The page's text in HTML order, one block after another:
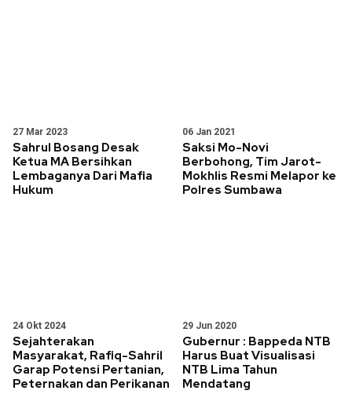
27 Mar 2023
Sahrul Bosang Desak
Ketua MA Bersihkan
Lembaganya Dari Mafia
Hukum
06 Jan 2021
Saksi Mo-Novi
Berbohong, Tim Jarot-
Mokhlis Resmi Melapor ke
Polres Sumbawa
24 Okt 2024
Sejahterakan
Masyarakat, Rafiq-Sahril
Garap Potensi Pertanian,
Peternakan dan Perikanan
29 Jun 2020
Gubernur : Bappeda NTB
Harus Buat Visualisasi
NTB Lima Tahun
Mendatang